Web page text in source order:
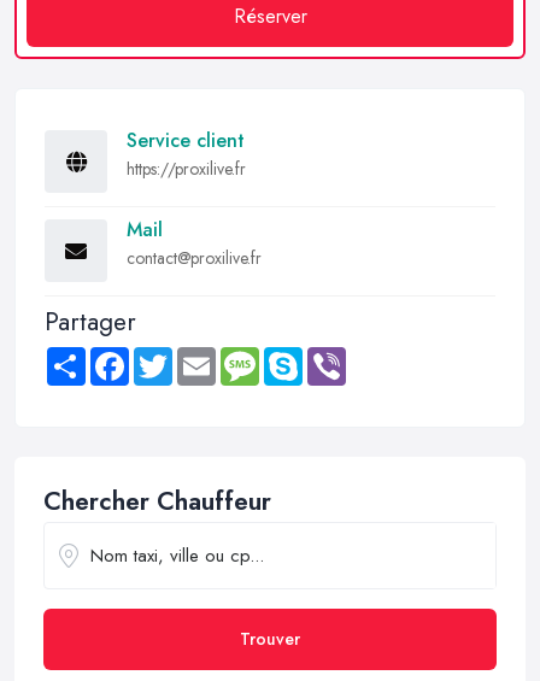
Réserver
Service client
https://proxilive.fr
Mail
contact@proxilive.fr
Partager
Share FacebookTwitter Email MessageSkype
Chercher Chauffeur
Trouver